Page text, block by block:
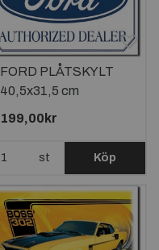
FORD PLÅTSKYLT
40,5x31,5 cm
199,00kr
st Köp